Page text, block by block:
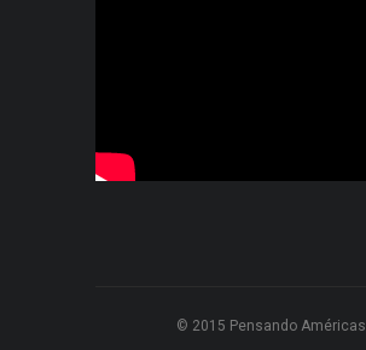
© 2015 Pensando Américas